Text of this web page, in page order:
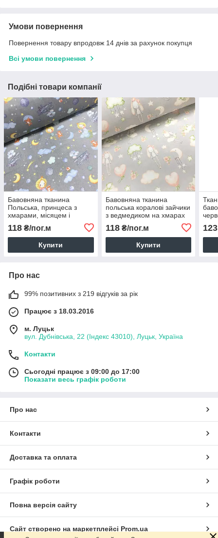
Умови повернення
Повернення товару впродовж 14 днів за рахунок покупця
Всі умови повернення
Подібні товари компанії
Бавовняна тканина
Польська, принцеса з
хмарами, місяцем і
місяцем на сірому (0384)
118 ₴/пог.м
Купити
Бавовняна тканина
польська коралові зайчики
з ведмедиком на хмарах
118₴/пог.м
Купити
на
123
Про нас
99% позитивних з 219 відгуків за рік
Працює з 18.03.2016
м. Луцьк
вул. Дубнівська, 22 (Індекс 43010), Луцьк, Україна
Контакти
Сьогодні працює з 09:00 до 17:00
Показати весь графік роботи
Про нас
Контакти
Доставка та оплата
Графік роботи
Повна версія сайту
Сайт створено на маркетплейсі Prom.ua